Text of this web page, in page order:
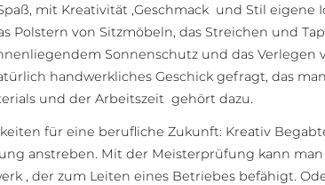
mit Kreativität ,Geschmack und Stil eigene
Polstern von Sitzmöbeln, das Streichen und
Sonnenschutz und das Verlegen
handwerkliches Geschick gefragt, das
und der Arbeitszeit gehört dazu.
für eine berufliche Zukunft: Kreativ
anstreben. Mit der Meisterprüfung kann
, der zum Leiten eines Betriebes befähigt.